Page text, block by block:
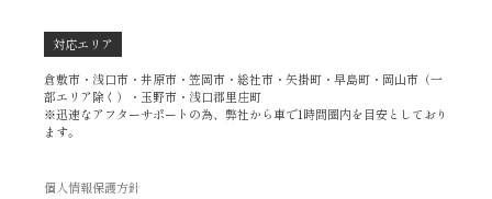
対応エリア
倉敷市・浅口市・井原市・笠岡市・総社市・矢掛町・早島町・岡山市（一
部エリア除く）・玉野市・浅口郡里庄町
※迅速なアフターサポートの為、弊社から車で1時間圏内を目安としており
ます。
個人情報保護方針